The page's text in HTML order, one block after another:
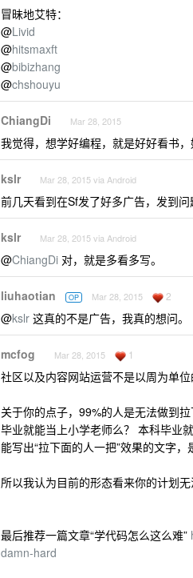
冒昧地艾特：
@Livid
@hitsmaxft
@bibizhang
@chshouyu
ChiangDi Mar 28, 2015
我觉得，想学好编程，就是好好看书
kslr Mar 28, 2015 via Android
前几天看到在Sf发了好多广告，发到问
kslr Mar 28, 2015 via Android
@ChiangDi 对，就是多看多写。
liuhaotian OP Mar 28, 2015 2
@kslr 这真的不是广告，我真的想问。
mcfog Mar 28, 2015 1
社区以及内容网站运营不是以周为单
关于你的点子，99%的人是无法做到
毕业就能当上小学老师么？ 本科毕业
能写出“拉下面的人一把”效果的文字
所以我认为目前的形态看来你的计划无
最后推荐一篇文章“学代码怎么这么难”
damn-hard